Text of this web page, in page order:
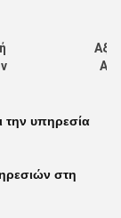
την υπηρεσία
στη